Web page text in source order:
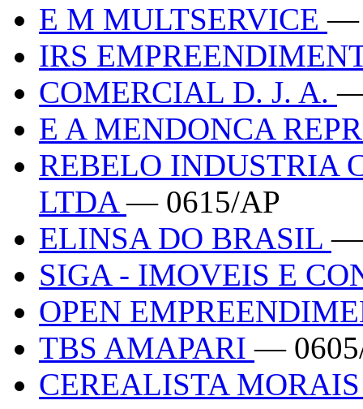
E M MULTSERVICE—
IRS
COMERCIAL D. J. A.—
E A MENDONCA
REBELO INDUSTRIA
LTDA— 0615/AP
ELINSA DO BRASIL—
SIGA - IMOVEIS E
OPEN
TBS AMAPARI—
CEREALISTA